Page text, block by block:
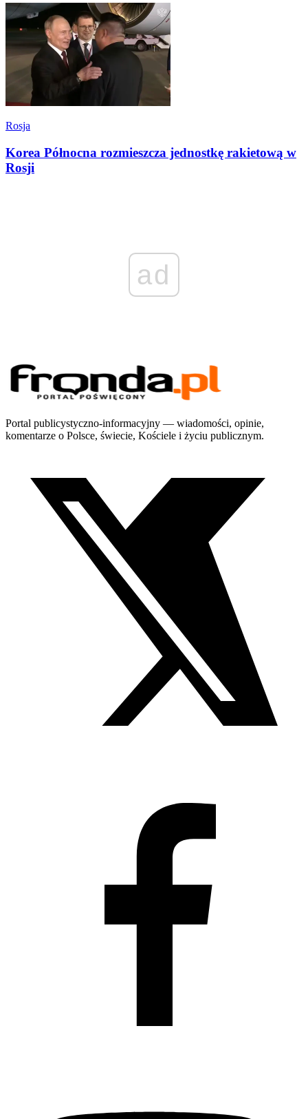
Rosja
Korea Północna rozmieszcza jednostkę rakietową w
Rosji
ad
Portal publicystyczno-informacyjny — wiadomości, opinie,
komentarze o Polsce, świecie, Kościele i życiu publicznym.